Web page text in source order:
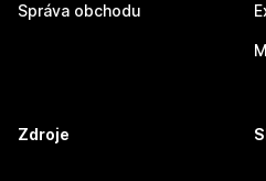
Správa obchodu
Zdroje